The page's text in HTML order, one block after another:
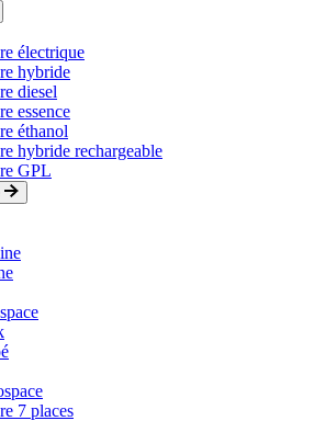
électrique
hybride
diesel
essence
éthanol
hybride rechargeable
GPL
7 places